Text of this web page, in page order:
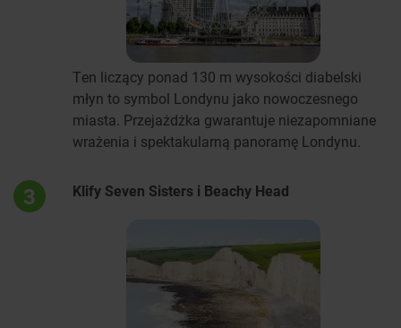
Ten liczący ponad 130 m wysokości diabelski
młyn to symbol Londynu jako nowoczesnego
miasta. Przejażdżka gwarantuje niezapomniane
wrażenia i spektakularną panoramę Londynu.
3 Klify Seven Sisters i Beachy Head